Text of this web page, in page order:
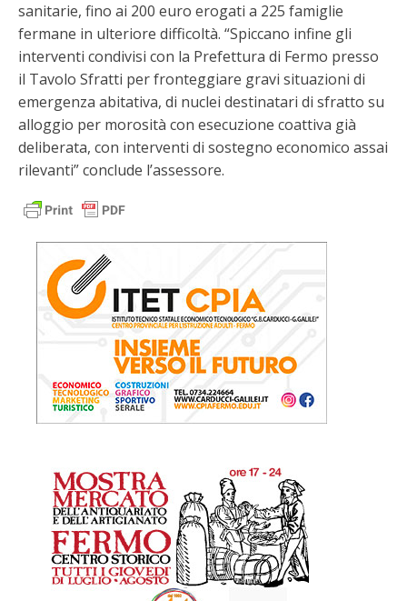
sanitarie, fino ai 200 euro erogati a 225 famiglie
fermane in ulteriore difficoltà. “Spiccano infine gli
interventi condivisi con la Prefettura di Fermo presso
il Tavolo Sfratti per fronteggiare gravi situazioni di
emergenza abitativa, di nuclei destinatari di sfratto su
alloggio per morosità con esecuzione coattiva già
deliberata, con interventi di sostegno economico assai
rilevanti” conclude l’assessore.